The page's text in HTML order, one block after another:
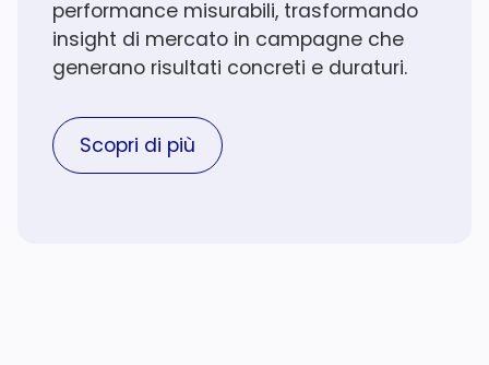
performance misurabili, trasformando
insight di mercato in campagne che
generano risultati concreti e duraturi.
Scopri di più